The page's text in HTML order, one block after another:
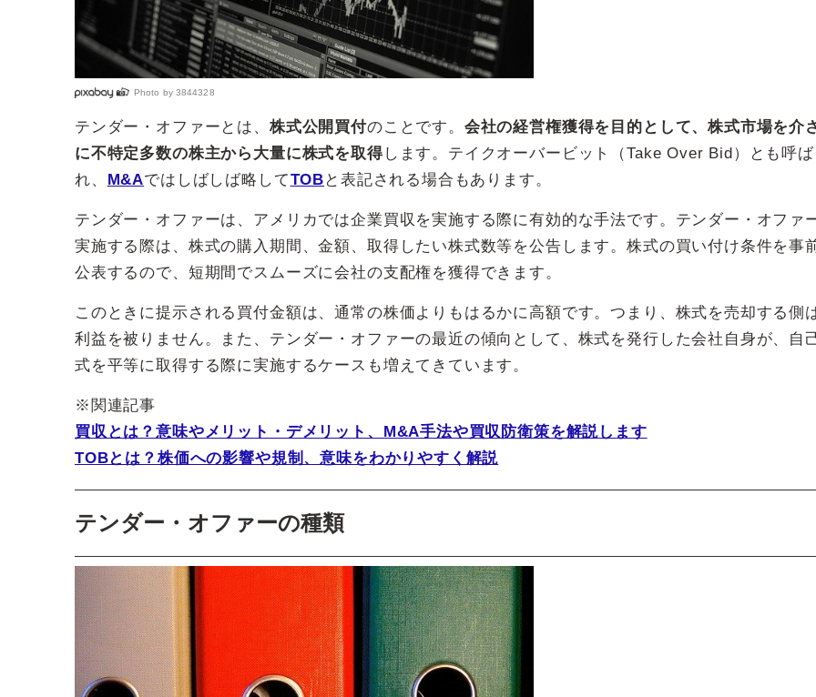
Photo by 3844328
テンダー・オファーとは、 株式公開買付のことです。 会社の経営権獲得を目的として、株式市場を介
に不特定多数の株主から大量に株式を取得します。テイクオーバービット（Take Over Bid）とも呼ば
れ、 M&Aではしばしば略してTOB と表記される場合もあります。
テンダー・オファーは、アメリカでは企業買収を実施する際に有効的な手法です。テンダー・オファ
実施する際は、株式の購入期間、金額、取得したい株式数等を公告します。株式の買い付け条件を事
公表するので、短期間でスムーズに会社の支配権を獲得できます。
このときに提示される買付金額は、通常の株価よりもはるかに高額です。つまり、株式を売却する側
利益を被りません。また、テンダー・オファーの最近の傾向として、株式を発行した会社自身が、自
式を平等に取得する際に実施するケースも増えてきています。
※関連記事
買収とは？意味やメリット・デメリット、M&A手法や買収防衛策を解説します
TOBとは？株価への影響や規制、意味をわかりやすく解説
テンダー・オファーの種類